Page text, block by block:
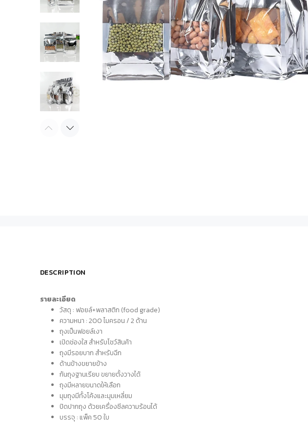
DESCRIPTION
รายละเอียด
วัสดุ : ฟอยล์+พลาสติก (food grade)
ความหนา : 200 ไมครอน / 2 ด้าน
ถุงเป็นฟอยล์เงา
เปิดช่องใส สำหรับโชว์สินค้า
ถุงมีรอยบาก สำหรับฉีก
ด้านข้างขยายข้าง
ก้นถุงฐานเรียบ ขยายตั้งวางได้
ถุงมีหลายขนาดให้เลือก
มุมถุงมีทั้งโค้งและมุมเหลี่ยม
ปิดปากถุง ด้วยเครื่องซีลความร้อนได้
บรรจุ : แพ็ค 50 ใบ